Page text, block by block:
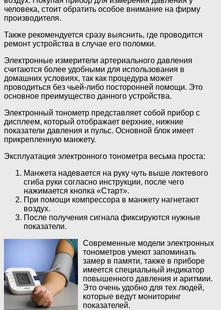
человека, стоит обратить особое внимание на фирму
производителя.
Также рекомендуется сразу выяснить, где проводится
ремонт устройства в случае его поломки.
Электронные измерители артериального давления
считаются более удобными для использования в
домашних условиях, так как процедура может
проводиться без чьей-либо посторонней помощи. Это
основное преимущество данного устройства.
Электронный тонометр представляет собой прибор с
дисплеем, который отображает верхние, нижние
показатели давления и пульс. Основной блок имеет
прикрепленную манжету.
Эксплуатация электронного тонометра весьма проста:
Манжета надевается на руку чуть выше локтевого
сгиба руки согласно инструкции, после чего
нажимается кнопка «Старт».
При помощи компрессора в манжету нагнетают
воздух.
После получения сигнала фиксируются нужные
показатели.
Современные модели электронных
тонометров умеют запоминать
замер в памяти, также в приборе
имеется специальный индикатор
повышенного давления и аритмии.
Это очень удобно для тех людей,
которые ведут мониторинг
показателей.